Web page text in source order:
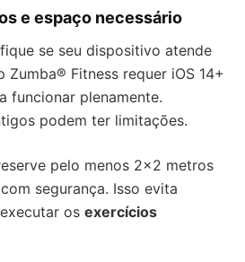
e espaço necessário
se seu dispositivo atende
Zumba® Fitness requer iOS 14+
funcionar plenamente.
podem ter limitações.
pelo menos 2×2 metros
segurança. Isso evita
os exercícios